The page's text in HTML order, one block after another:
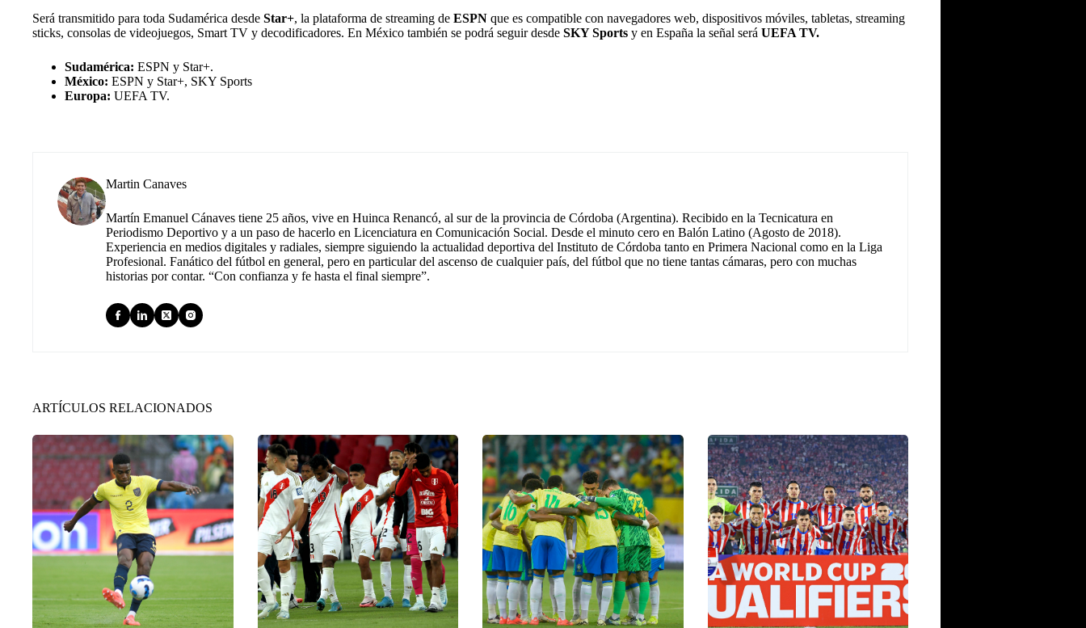
Será transmitido para toda Sudamérica desde Star+, la plataforma de streaming de ESPN que es compatible con navegadores web, dispositivos móviles, tabletas, streaming
sticks, consolas de videojuegos, Smart TV y decodificadores. En México también se podrá seguir desde SKY Sports y en España la señal será UEFA TV.
Sudamérica: ESPN y Star+.
México: ESPN y Star+, SKY Sports
Europa: UEFA TV.
Martin Canaves
Martín Emanuel Cánaves tiene 25 años, vive en Huinca Renancó, al sur de la provincia de Córdoba (Argentina). Recibido en la Tecnicatura en
Periodismo Deportivo y a un paso de hacerlo en Licenciatura en Comunicación Social. Desde el minuto cero en Balón Latino (Agosto de 2018).
Experiencia en medios digitales y radiales, siempre siguiendo la actualidad deportiva del Instituto de Córdoba tanto en Primera Nacional como en la Liga
Profesional. Fanático del fútbol en general, pero en particular del ascenso de cualquier país, del fútbol que no tiene tantas cámaras, pero con muchas
historias por contar. “Con confianza y fe hasta el final siempre”.
ARTÍCULOS RELACIONADOS